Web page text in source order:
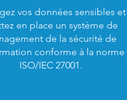
vos données sensibles et
en place un système de
de la sécurité de
conforme à la norme
ISO/IEC 27001.